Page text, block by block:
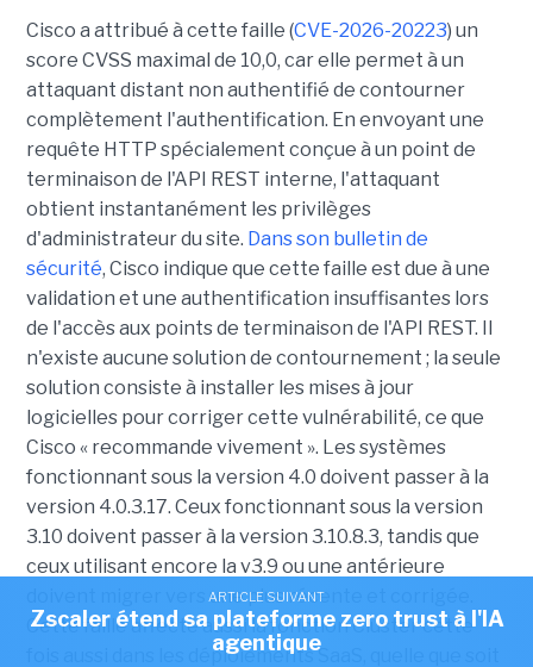
Cisco a attribué à cette faille (CVE-2026-20223) un
score CVSS maximal de 10,0, car elle permet à un
attaquant distant non authentifié de contourner
complètement l'authentification. En envoyant une
requête HTTP spécialement conçue à un point de
terminaison de l'API REST interne, l'attaquant
obtient instantanément les privilèges
d'administrateur du site. Dans son bulletin de
sécurité, Cisco indique que cette faille est due à une
validation et une authentification insuffisantes lors
de l'accès aux points de terminaison de l'API REST. Il
n'existe aucune solution de contournement ; la seule
solution consiste à installer les mises à jour
logicielles pour corriger cette vulnérabilité, ce que
Cisco « recommande vivement ». Les systèmes
fonctionnant sous la version 4.0 doivent passer à la
version 4.0.3.17. Ceux fonctionnant sous la version
3.10 doivent passer à la version 3.10.8.3, tandis que
ceux utilisant encore la v3.9 ou une antérieure
doivent migrer vers une plus récente et corrigée.
Cette faille affecte aussi la fonction Cluster cette
fois aussi dans les déploiements SaaS, quelle que soit
ARTICLE SUIVANT
Zscaler étend sa plateforme zero trust à l'IA
agentique